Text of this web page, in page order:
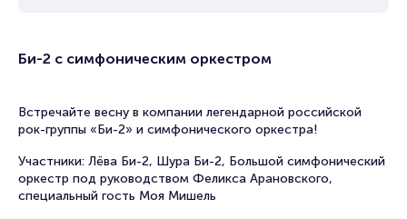
Би-2 с симфоническим оркестром
Встречайте весну в компании легендарной российской
рок-группы «Би-2» и симфонического оркестра!
Участники: Лёва Би-2, Шура Би-2, Большой симфонический
оркестр под руководством Феликса Арановского,
специальный гость Моя Мишель